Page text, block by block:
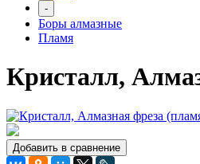
-
Боры алмазные
Пламя
Кристалл,
Добавить в сравнение